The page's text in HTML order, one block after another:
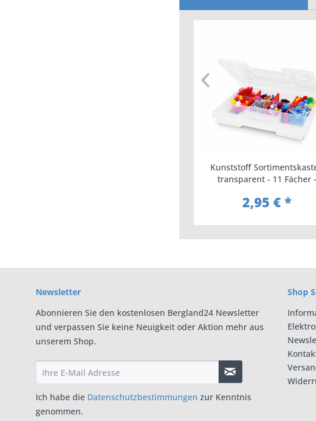
Kunststoff
transparent - 11 Fächer -
2,95 € *
Newsletter
Abonnieren Sie den kostenlosen Bergland24 Newsletter
und verpassen Sie keine Neuigkeit oder Aktion mehr aus
unserem Shop.
Ich habe die Datenschutzbestimmungen zur Kenntnis
genommen.
Shop